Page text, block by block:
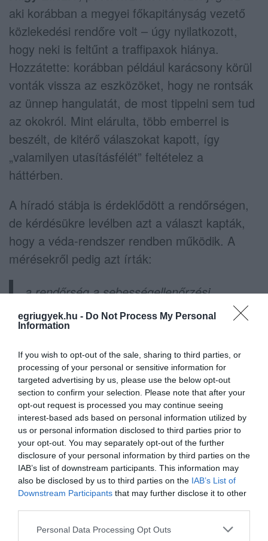
egriugyek.hu - Do Not Process My Personal
Information
If you wish to opt-out of the sale, sharing to third parties, or
processing of your personal or sensitive information for
targeted advertising by us, please use the below opt-out
section to confirm your selection. Please note that after your
opt-out request is processed you may continue seeing
interest-based ads based on personal information utilized by
us or personal information disclosed to third parties prior to
your opt-out. You may separately opt-out of the further
disclosure of your personal information by third parties on the
IAB’s list of downstream participants. This information may
also be disclosed by us to third parties on the IAB’s List of
Downstream Participants that may further disclose it to other
Please note that this website/app uses one or more Google
Personal Data Processing Opt Outs
aki korábban a megyei főkapitányság vezető
közlekedési rendőre volt – úgy nyilatkozott,
hogy neki is feltűnt a traffipaxok hiánya.
Hozzátette: korábban például karácsony körül
vonták vissza az eszközöket, hogy ne rontsák
az ünnep hangulatát, de most tippelni sem tud
az okokról. Mint elárulta, több emberrel is
beszélt, de kitérő válaszokat kapott, így
„valamilyen utasításfélét” feltételez a
háttérben.
A híradó stábja is érdeklődött a rendőrségen,
de kérdésükre levélben azt a választ kapták,
hogy a véda-rendszer rendben működik. A
mérésekről pedig azt írták:
a rendőrség a sebességellenőrzési
tevékenységét mindenkor – így jelenleg is –
az aktuális közlekedésbiztonsági helyzet
intenzitással végzi.
Nem hivatalosan egyébként több helyről is
érkezett olyan információ, hogy központi
utasítás állította le a traffipaxokat.
Címlapfotó: alapjarat.hu